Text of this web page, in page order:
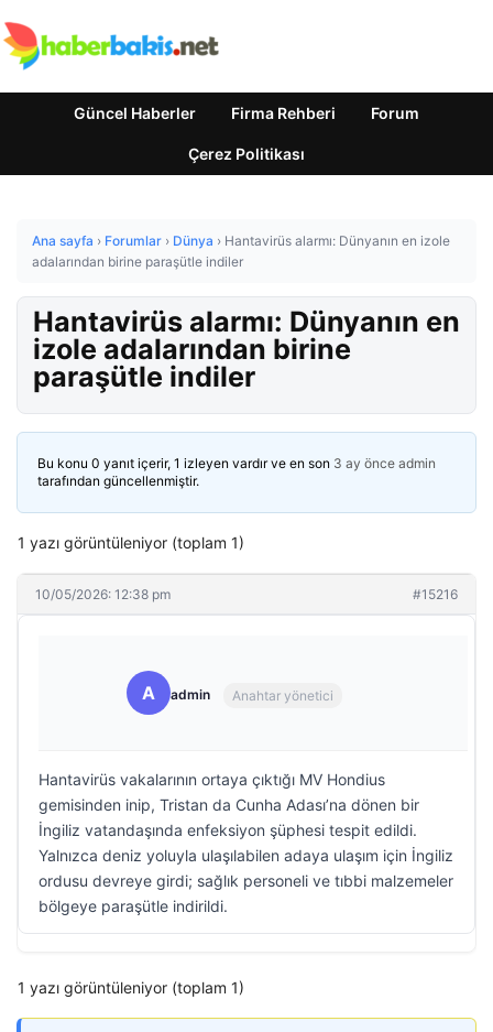
Güncel Haberler Firma Rehberi Forum
Çerez Politikası
Ana sayfa › Forumlar › Dünya › Hantavirüs alarmı: Dünyanın en izole
adalarından birine paraşütle indiler
Hantavirüs alarmı: Dünyanın en
izole adalarından birine
paraşütle indiler
Bu konu 0 yanıt içerir, 1 izleyen vardır ve en son 3 ay önce admin
tarafından güncellenmiştir.
1 yazı görüntüleniyor (toplam 1)
10/05/2026: 12:38 pm #15216
A admin Anahtar yönetici
Hantavirüs vakalarının ortaya çıktığı MV Hondius
gemisinden inip, Tristan da Cunha Adası’na dönen bir
İngiliz vatandaşında enfeksiyon şüphesi tespit edildi.
Yalnızca deniz yoluyla ulaşılabilen adaya ulaşım için İngiliz
ordusu devreye girdi; sağlık personeli ve tıbbi malzemeler
bölgeye paraşütle indirildi.
1 yazı görüntüleniyor (toplam 1)